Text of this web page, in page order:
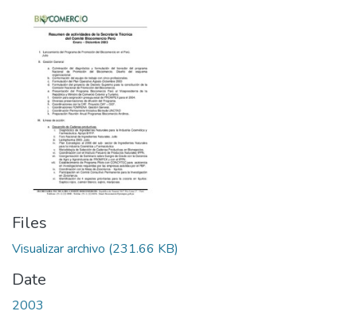
Files
Visualizar archivo (231.66 KB)
Date
2003